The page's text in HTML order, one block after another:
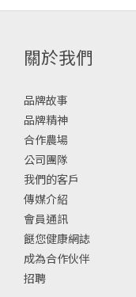
關於我們
品牌故事
品牌精神
合作農場
公司團隊
我們的客戶
傳媒介紹
會員通訊
餸您健康網誌
成為合作伙伴
招聘